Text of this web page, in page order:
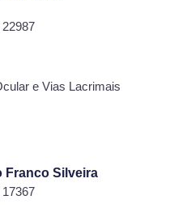
e Vias Lacrimais
Franco Silveira